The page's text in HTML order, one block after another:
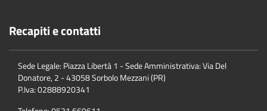
Recapiti e contatti
Sede Legale: Piazza Libertà 1 - Sede Amministrativa: Via Del
Donatore, 2 - 43058 Sorbolo Mezzani (PR)
P.Iva:02888920341